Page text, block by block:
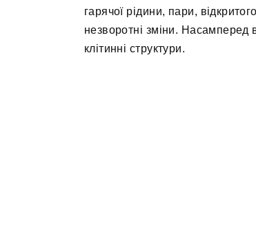
гарячої рідини, пари,
незворотні зміни. Насамперед
клітинні структури.